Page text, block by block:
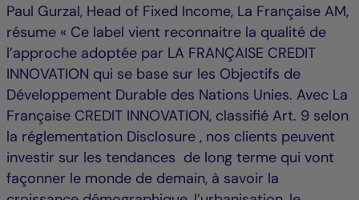
Paul Gurzal, Head of Fixed Income, La Française AM,
résume « Ce label vient reconnaitre la qualité de
l’approche adoptée par LA FRANÇAISE CREDIT
INNOVATION qui se base sur les Objectifs de
Développement Durable des Nations Unies. Avec La
Française CREDIT INNOVATION, classifié Art. 9 selon
la réglementation Disclosure , nos clients peuvent
investir sur les tendances de long terme qui vont
façonner le monde de demain, à savoir la